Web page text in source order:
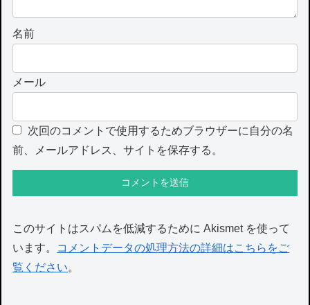
名前
メール
次回のコメントで使用するためブラウザーに自分の名
前、メールアドレス、サイトを保存する。
このサイトはスパムを低減するために Akismet を使って
います。
コメントデータの処理方法の詳細はこちらをご
覧ください。